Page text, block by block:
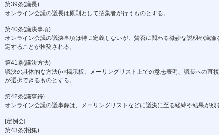
第39条(議長)
オンライン会議の議長は原則として招集者が行うものとする。
第40条(議決事項)
オンライン会議の議決事項は特に定義しないが、賛否に関わる微妙な説明や議
定することが推奨される。
第41条(議決方法)
議決の具体的な方法(○×掲示板、メーリングリスト上での意志表明、議長への直
が選択できるものとする。
第42条(議事録)
オンライン会議の議事録は、メーリングリストなどに議決に至る経緯や結果が
[定例会]
第43条(招集)